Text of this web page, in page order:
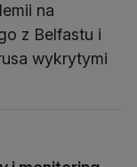
na
z Belfastu i
wykrytymi